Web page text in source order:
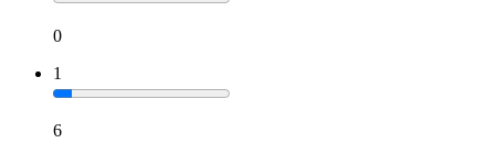
0
1
6